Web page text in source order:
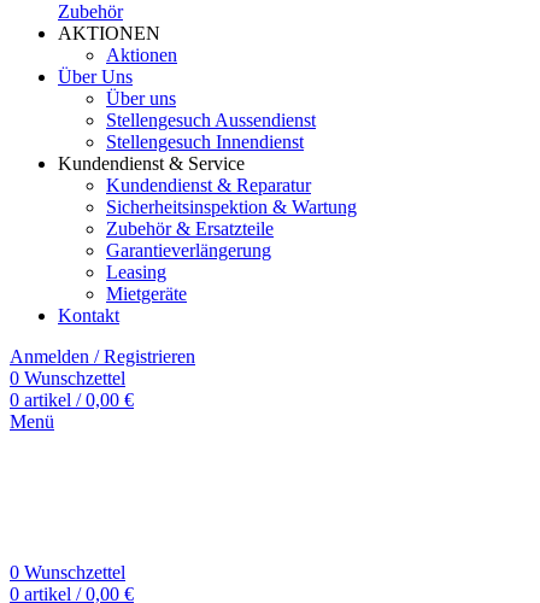
Zubehör
AKTIONEN
Aktionen
Über Uns
Über uns
Stellengesuch Aussendienst
Stellengesuch Innendienst
Kundendienst & Service
Kundendienst & Reparatur
Sicherheitsinspektion & Wartung
Zubehör & Ersatzteile
Garantieverlängerung
Leasing
Mietgeräte
Kontakt
Anmelden / Registrieren
0 Wunschzettel
0 artikel / 0,00 €
Menü
0 Wunschzettel
0 artikel / 0,00 €